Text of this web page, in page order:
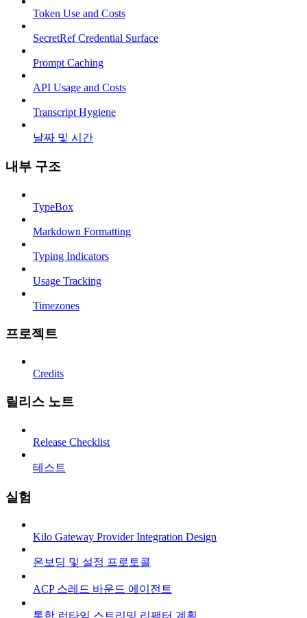
Token Use and Costs
SecretRef Credential Surface
Prompt Caching
API Usage and Costs
Transcript Hygiene
날짜 및 시간
내부 구조
TypeBox
Markdown Formatting
Typing Indicators
Usage Tracking
Timezones
프로젝트
Credits
릴리스 노트
Release Checklist
테스트
실험
Kilo Gateway Provider Integration Design
온보딩 및 설정 프로토콜
ACP 스레드 바운드 에이전트